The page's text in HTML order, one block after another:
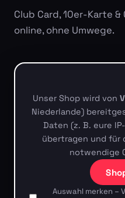
Club Card, 10er-Karte
online, ohne Umwege.
Unser Shop wird von
Niederlande)
Daten (z. B. eure
übertragen und für
notwendige
Auswahl merken –